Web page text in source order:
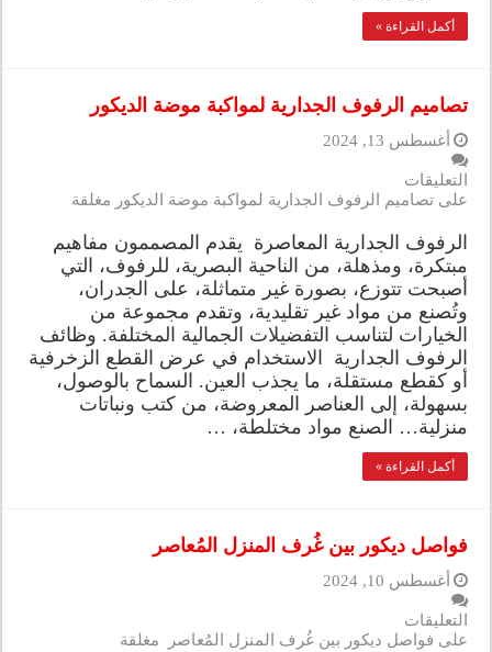
أكمل القراءة »
تصاميم الرفوف الجدارية لمواكبة موضة الديكور
أغسطس 13, 2024
التعليقات
على تصاميم الرفوف الجدارية لمواكبة موضة الديكور مغلقة
الرفوف الجدارية المعاصرة يقدم المصممون مفاهيم
مبتكرة، ومذهلة، من الناحية البصرية، للرفوف، التي
أصبحت تتوزع، بصورة غير متماثلة، على الجدران،
وتُصنع من مواد غير تقليدية، وتقدم مجموعة من
الخيارات لتناسب التفضيلات الجمالية المختلفة. وظائف
الرفوف الجدارية الاستخدام في عرض القطع الزخرفية
أو كقطع مستقلة، ما يجذب العين. السماح بالوصول،
بسهولة، إلى العناصر المعروضة، من كتب ونباتات
منزلية… الصنع مواد مختلطة، …
أكمل القراءة »
فواصل ديكور بين غُرف المنزل المُعاصر
أغسطس 10, 2024
التعليقات
على فواصل ديكور بين غُرف المنزل المُعاصر مغلقة